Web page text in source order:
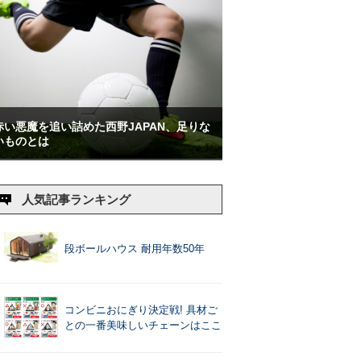
い悪魔を追い詰めた西野JAPAN、足りな
ものとは
人気記事ランキング
段ボールハウス 耐用年数50年
コンビニおにぎり決定戦! 具材ご
との一番美味しいチェーンはここ